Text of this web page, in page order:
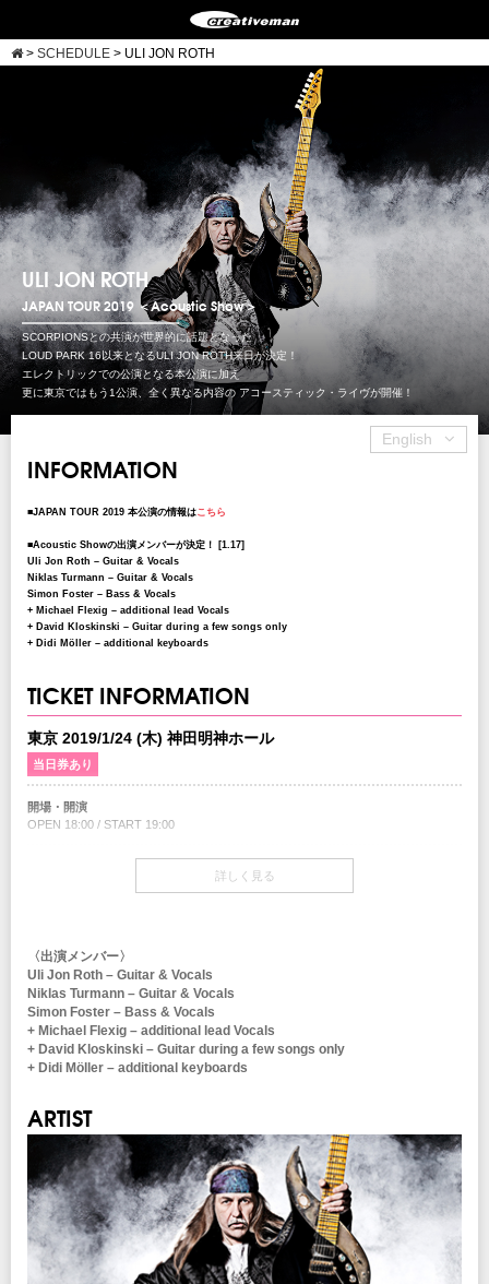
> SCHEDULE > ULI JON ROTH
ULI JON ROTH
JAPAN TOUR 2019 ＜Acoustic Show＞
SCORPIONSとの共演が世界的に話題となった
LOUD PARK 16以来となるULI JON ROTH来日が決定！
エレクトリックでの公演となる本公演に加え
更に東京ではもう1公演、全く異なる内容の アコースティック・ライヴが開催！
English
INFORMATION
■JAPAN TOUR 2019 本公演の情報はこちら
■Acoustic Showの出演メンバーが決定！ [1.17]
Uli Jon Roth – Guitar & Vocals
Niklas Turmann – Guitar & Vocals
Simon Foster – Bass & Vocals
+ Michael Flexig – additional lead Vocals
+ David Kloskinski – Guitar during a few songs only
+ Didi Möller – additional keyboards
TICKET INFORMATION
東京 2019/1/24 (木) 神田明神ホール
当日券あり
開場・開演
OPEN 18:00 / START 19:00
￥10,000-(税込/全席指定/1Drink別)
チケット発売日
チケット先行
クリエイティブマン モバイル 会員先行
期間：11/22 (木) 18:00 ~ 11/26 (月) 18:00
イープラス
期間：12/9 (日) 12：00～12/11 (火) 18：00
チケットぴあ
期間：12/9 (日) 11：00～12/13 (木) 11：00
ローソンチケット
期間：12/9 (日) 15：00～12/11 (火) 23：59
詳しく見る
〈出演メンバー〉
Uli Jon Roth – Guitar & Vocals
Niklas Turmann – Guitar & Vocals
Simon Foster – Bass & Vocals
+ Michael Flexig – additional lead Vocals
+ David Kloskinski – Guitar during a few songs only
+ Didi Möller – additional keyboards
ARTIST